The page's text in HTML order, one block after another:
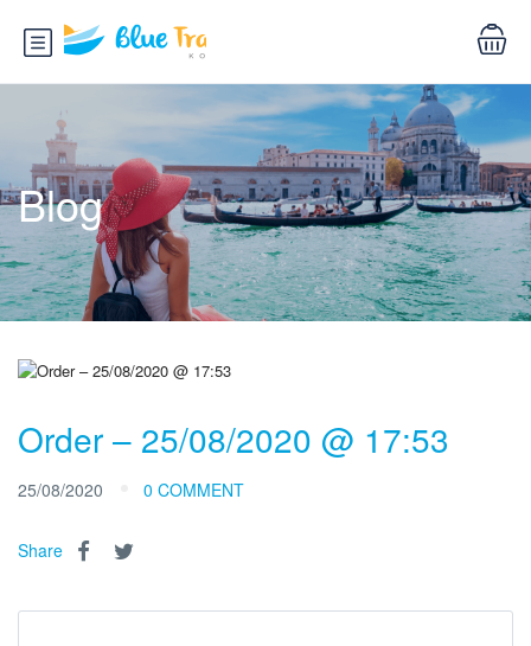
Blog
Order – 25/08/2020 @ 17:53
25/08/2020 0 COMMENT
Share